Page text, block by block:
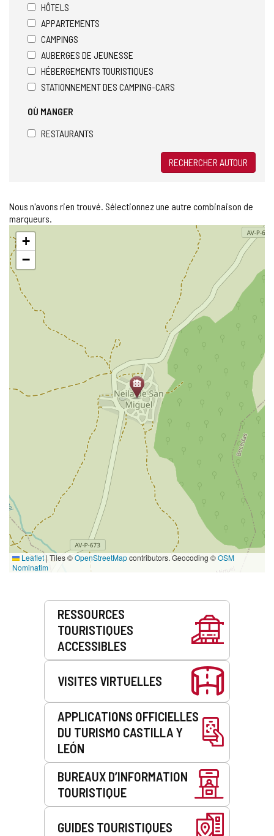
HÔTELS
APPARTEMENTS
CAMPINGS
AUBERGES DE JEUNESSE
HÉBERGEMENTS TOURISTIQUES
STATIONNEMENT DES CAMPING-CARS
OÙ MANGER
RESTAURANTS
RECHERCHER AUTOUR
Nous n'avons rien trouvé. Sélectionnez une autre combinaison de
marqueurs.
Sauter
la
carte
+
−
Leaflet|Tiles ©OpenStreetMapcontributors. Geocoding ©OSM
Nominatim
Prestations
RESSOURCES
TOURISTIQUES
ACCESSIBLES
VISITES VIRTUELLES
APPLICATIONS OFFICIELLES
DU TURISMO CASTILLA Y
LEÓN
BUREAUX D’INFORMATION
TOURISTIQUE
GUIDES TOURISTIQUES